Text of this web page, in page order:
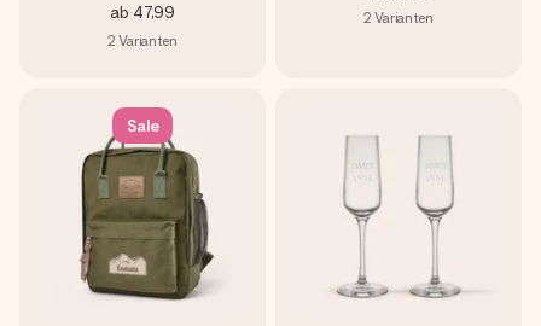
ab 47,99
2 Varianten
2 Varianten
Sale